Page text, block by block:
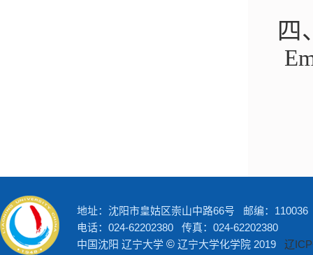
四
地址：沈阳市皇姑区崇山中路66号 邮编：110036
电话：024-62202380 传真：024-62202380
中国沈阳 辽宁大学 © 辽宁大学化学院 2019 辽